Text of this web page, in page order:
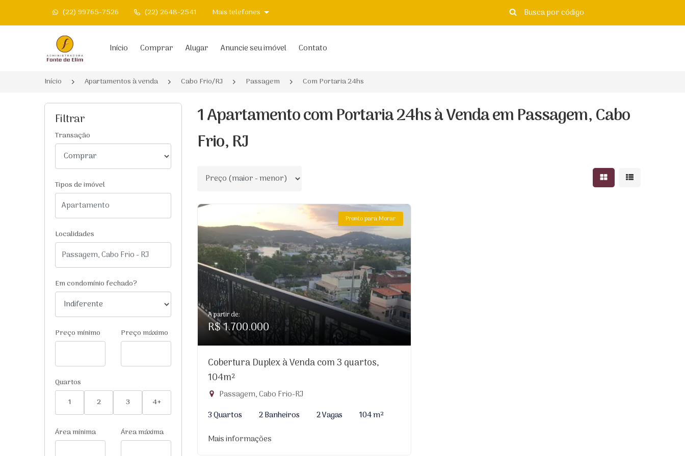
(22) 99765-7526 (22) 2648-2541 Mais telefones
Página inicial Início Comprar Alugar Anuncie seu imóvel Contato
Início Apartamentos à venda Cabo Frio/RJ Passagem Com Portaria 24hs
Filtrar
Transação
Tipos de imóvel
Localidades
Em condomínio fechado?
Preço mínimo Preço máximo
Quartos
1
2 3 4+
Área mínima Área máxima
1 Apartamento com Portaria 24hs à Venda em Passagem, Cabo
Frio, RJ
Ordenar por Mostrar resultados
Mostrar
Pronto para Morar
A partir de:
R$ 1.700.000
Cobertura Duplex à Venda com 3 quartos,
104m²
Passagem, Cabo Frio-RJ
3 Quartos
2 Banheiros 2 Vagas
104 m²
Mais informações